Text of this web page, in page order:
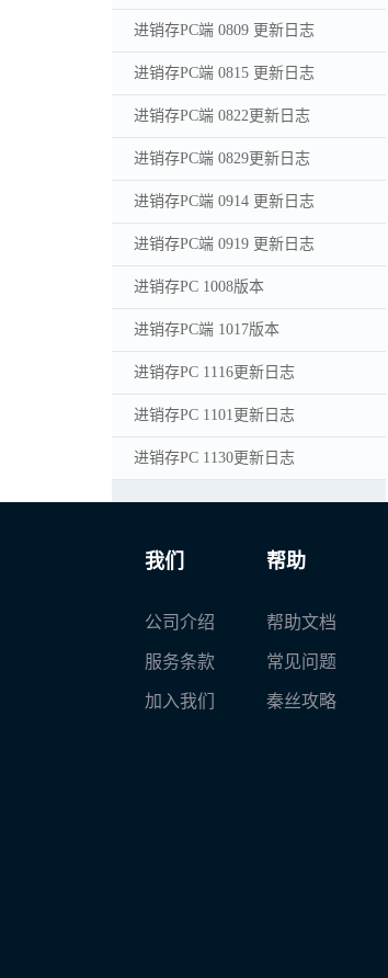
进销存PC端 0809 更新日志
进销存PC端 0815 更新日志
进销存PC端 0822更新日志
进销存PC端 0829更新日志
进销存PC端 0914 更新日志
进销存PC端 0919 更新日志
进销存PC 1008版本
进销存PC端 1017版本
进销存PC 1116更新日志
进销存PC 1101更新日志
进销存PC 1130更新日志
我们
公司介绍
服务条款
加入我们
帮助
帮助文档
常见问题
秦丝攻略